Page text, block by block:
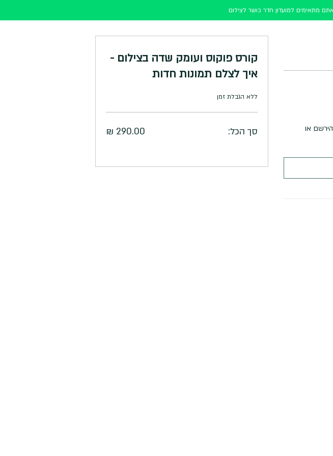
או
קורס פוקוס ועומק שדה בצילום -
איך לצלם תמונות חדות
ללא הגבלת זמן
סך הכל: